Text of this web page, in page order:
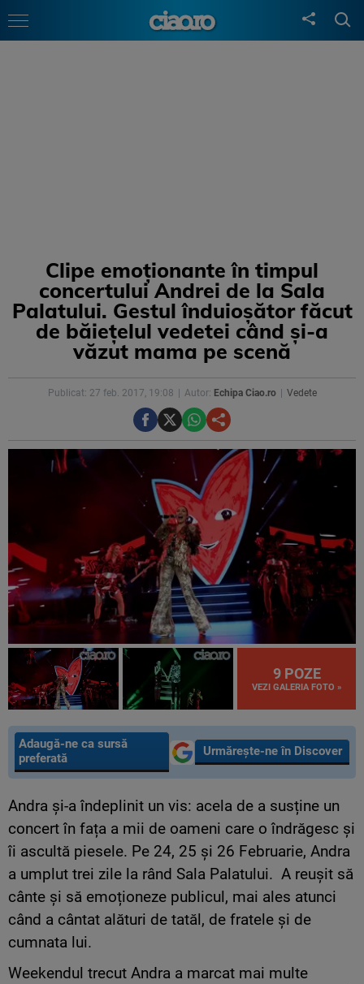
Clipe emoționante în timpul
concertului Andrei de la Sala
Palatului. Gestul înduioșător făcut
de băiețelul vedetei când și-a
văzut mama pe scenă
Publicat: 27 feb. 2017, 19:08 Autor: Echipa Ciao.ro Vedete
9 POZE
VEZI GALERIA FOTO »
Adaugă-ne ca sursă
preferată
Urmărește-ne în Discover
Andra și-a îndeplinit un vis: acela de a susține un
concert în fața a mii de oameni care o îndrăgesc și
îi ascultă piesele. Pe 24, 25 și 26 Februarie, Andra
a umplut trei zile la rând Sala Palatului. A reușit să
cânte și să emoționeze publicul, mai ales atunci
când a cântat alături de tatăl, de fratele și de
cumnata lui.
Weekendul trecut Andra a marcat mai multe